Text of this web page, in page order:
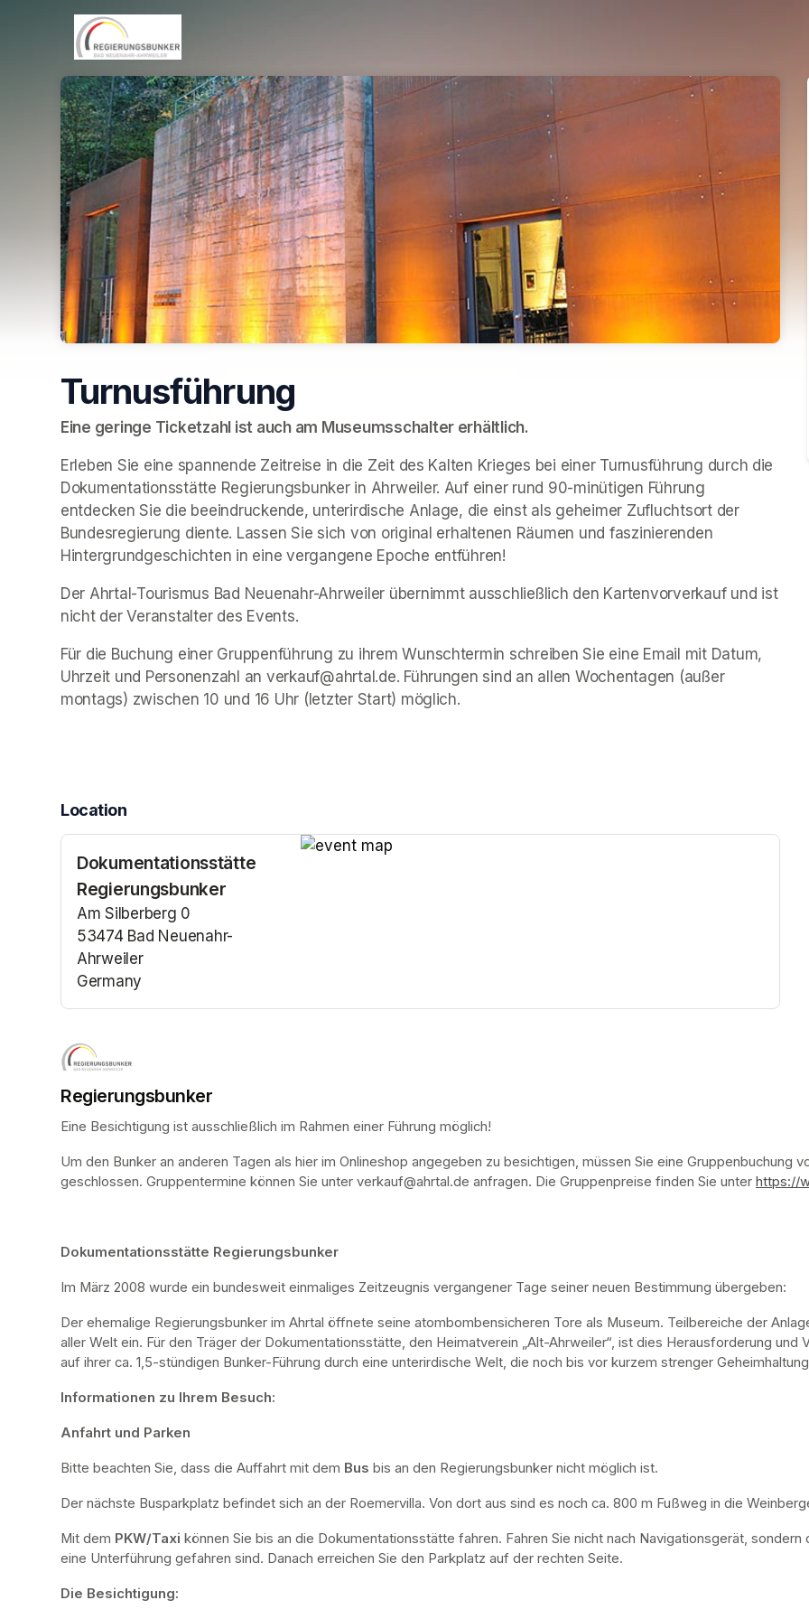
Skip header
Turnusführung
Eine geringe Ticketzahl ist auch am Museumsschalter erhältlich.
Erleben Sie eine spannende Zeitreise in die Zeit des Kalten Krieges bei einer Turnusführung durch die
Dokumentationsstätte Regierungsbunker in Ahrweiler. Auf einer rund 90-minütigen Führung
entdecken Sie die beeindruckende, unterirdische Anlage, die einst als geheimer Zufluchtsort der
Bundesregierung diente. Lassen Sie sich von original erhaltenen Räumen und faszinierenden
Hintergrundgeschichten in eine vergangene Epoche entführen!
Der Ahrtal-Tourismus Bad Neuenahr-Ahrweiler übernimmt ausschließlich den Kartenvorverkauf und ist
nicht der Veranstalter des Events.
Für die Buchung einer Gruppenführung zu ihrem Wunschtermin schreiben Sie eine Email mit Datum,
Uhrzeit und Personenzahl an verkauf@ahrtal.de. Führungen sind an allen Wochentagen (außer
montags) zwischen 10 und 16 Uhr (letzter Start) möglich.
Location
Dokumentationsstätte
Regierungsbunker
Am Silberberg 0
53474 Bad Neuenahr-
Ahrweiler
Germany
(opens in a new tab)
Regierungsbunker
Eine Besichtigung ist ausschließlich im Rahmen einer Führung möglich!
Um den Bunker an anderen Tagen als hier im Onlineshop angegeben zu besichtigen, müssen Sie eine Gruppenbuchung
geschlossen. Gruppentermine können Sie unter verkauf@ahrtal.de anfragen. Die Gruppenpreise finden Sie unter https://
Dokumentationsstätte Regierungsbunker
Im März 2008 wurde ein bundesweit einmaliges Zeitzeugnis vergangener Tage seiner neuen Bestimmung übergeben:
Der ehemalige Regierungsbunker im Ahrtal öffnete seine atombombensicheren Tore als Museum. Teilbereiche der
aller Welt ein. Für den Träger der Dokumentationsstätte, den Heimatverein „Alt-Ahrweiler“, ist dies Herausforderung
auf ihrer ca. 1,5-stündigen Bunker-Führung durch eine unterirdische Welt, die noch bis vor kurzem strenger
Informationen zu Ihrem Besuch:
Anfahrt und Parken
Bitte beachten Sie, dass die Auffahrt mit dem Bus bis an den Regierungsbunker nicht möglich ist.
Der nächste Busparkplatz befindet sich an der Roemervilla. Von dort aus sind es noch ca. 800 m Fußweg in die
Mit dem PKW/Taxi können Sie bis an die Dokumentationsstätte fahren. Fahren Sie nicht nach Navigationsgerät,
eine Unterführung gefahren sind. Danach erreichen Sie den Parkplatz auf der rechten Seite.
Die Besichtigung: